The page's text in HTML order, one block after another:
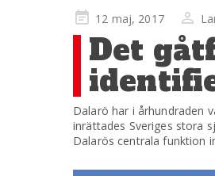
Publicerad
på
12 maj, 2017
Det
Dalarö har i århundraden
inrättades Sveriges stora
Dalarös centrala funktion